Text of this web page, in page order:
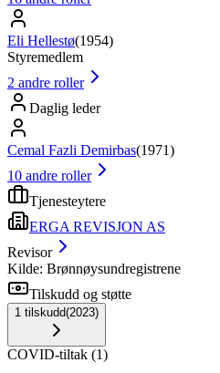
Eli Hellestø(1954)
Styremedlem
2 andre roller
Daglig leder
Cemal Fazli Demirbas(1971)
10 andre roller
Tjenesteytere
ERGA REVISJON AS
Revisor
Kilde: Brønnøysundregistrene
Tilskudd og støtte
1 tilskudd(2023)
COVID-tiltak (1)